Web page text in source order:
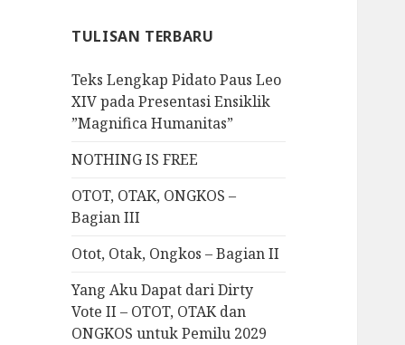
TULISAN TERBARU
Teks Lengkap Pidato Paus Leo
XIV pada Presentasi Ensiklik
”Magnifica Humanitas”
NOTHING IS FREE
OTOT, OTAK, ONGKOS –
Bagian III
Otot, Otak, Ongkos – Bagian II
Yang Aku Dapat dari Dirty
Vote II – OTOT, OTAK dan
ONGKOS untuk Pemilu 2029